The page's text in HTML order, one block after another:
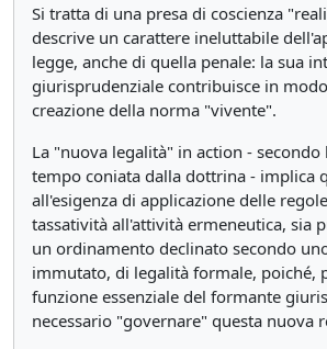
Si tratta di una presa di coscienza
descrive un carattere ineluttabile
legge, anche di quella penale: la sua
giurisprudenziale contribuisce in
creazione della norma "vivente".
La "nuova legalità" in action -
tempo coniata dalla dottrina - implica
all'esigenza di applicazione delle
tassatività all'attività ermeneutica, sia
un ordinamento declinato secondo
immutato, di legalità formale, poiché,
funzione essenziale del formante
necessario "governare" questa nuova